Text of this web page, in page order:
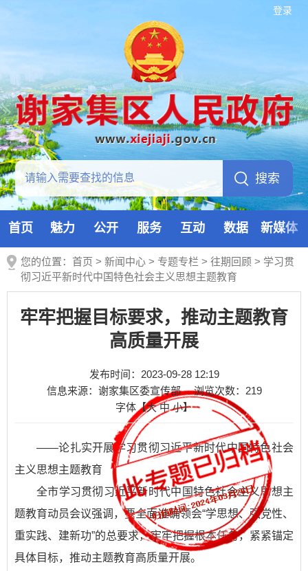
登录
首页 魅力 公开 服务 互动 数据 新媒体
您的位置： 首页 > 新闻中心 > 专题专栏 > 往期回顾 > 学习贯
彻习近平新时代中国特色社会主义思想主题教育
牢牢把握目标要求，推动主题教育
高质量开展
发布时间：2023-09-28 12:19
信息来源：谢家集区委宣传部
浏览次数： 219
字体【大 中 小】
——论扎实开展学习贯彻习近平新时代中国特色社会
主义思想主题教育
全市学习贯彻习近平新时代中国特色社会主义思想主
题教育动员会议强调，要全面准确领会“学思想、强党性、
重实践、建新功”的总要求，牢牢把握根本任务，紧紧锚定
具体目标，推动主题教育高质量开展。